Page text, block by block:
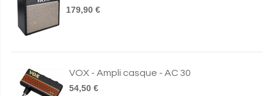
179,90 €
VOX - Ampli casque - AC 30
54,50 €